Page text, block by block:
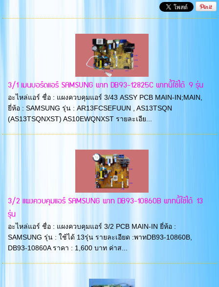
3/1 เมนบอร์ดแอร์ SAMSUNG พาท DB93-12825C พาทนี้ใช้ได้ 9 รุ่น
อะไหล่แอร์ ชื่อ : แผงควบคุมแอร์ 3/43 ASSY PCB MAIN-IN;MAIN,
ยี่ห้อ : SAMSUNG รุ่น : AR13FCSEFUUN , AS13TSQN
(AS13TSQNXST) AS10EWQNXST รายละเอีย...
3/2 แผงควบคุมแอร์ SAMSUNG พาท DB93-10860B พาทนี้ใช้ได้ 13
รุ่น
อะไหล่แอร์ ชื่อ : แผงควบคุมแอร์ 3/2 PCB MAIN-IN ยี่ห้อ :
SAMSUNG รุ่น : ใช้ได้ 13รุ่น รายละเอียด :พาทDB93-10860B,
DB93-10860A ราคา : 1,600 บาท ค่าส...